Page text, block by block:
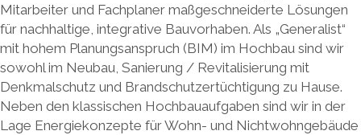
Mitarbeiter und Fachplaner maßgeschneiderte Lösungen
für nachhaltige, integrative Bauvorhaben. Als „Generalist“
mit hohem Planungsanspruch (BIM) im Hochbau sind wir
sowohl im Neubau, Sanierung / Revitalisierung mit
Denkmalschutz und Brandschutzertüchtigung zu Hause.
Neben den klassischen Hochbauaufgaben sind wir in der
Lage Energiekonzepte für Wohn- und Nichtwohngebäude